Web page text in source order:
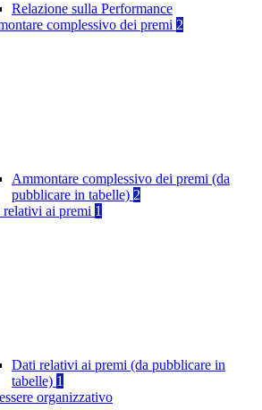
Relazione sulla Performance
complessivo dei premi 2
Ammontare complessivo dei premi (da
pubblicare in tabelle) 2
ai premi 1
Dati relativi ai premi (da pubblicare in
tabelle) 1
organizzativo